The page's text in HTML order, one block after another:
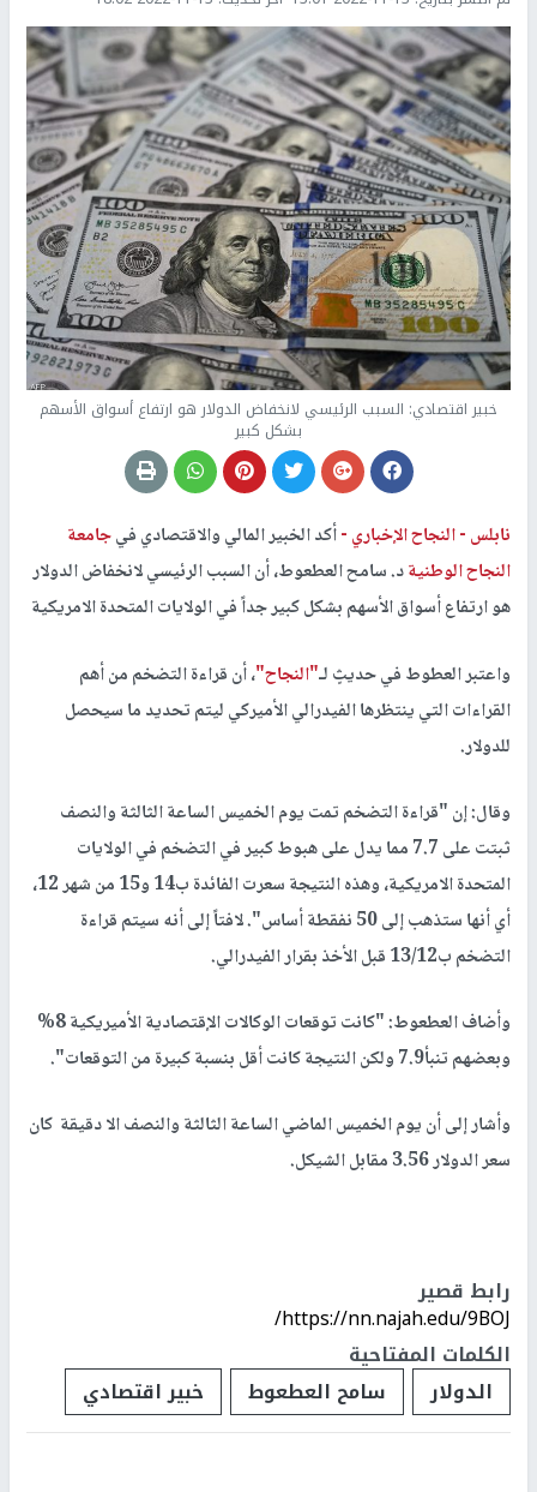
خبير اقتصادي: السبب الرئيسي لانخفاض الدولار هو ارتفاع أسواق الأسهم
بشكل كبير
نابلس -النجاح الإخباري -أكد الخبير المالي والاقتصادي فيجامعة
النجاح الوطنيةد. سامح العطعوط، أن السبب الرئيسي لانخفاض الدولار
هو ارتفاع أسواق الأسهم بشكل كبير جداً في الولايات المتحدة الامريكية
واعتبر العطوط في حديثٍ لـ"النجاح"، أن قراءة التضخم من أهم
القراءات التي ينتظرها الفيدرالي الأميركي ليتم تحديد ما سيحصل
للدولار.
وقال: إن "قراءة التضخم تمت يوم الخميس الساعة الثالثة والنصف
ثبتت على 7.7 مما يدل على هبوط كبير في التضخم في الولايات
المتحدة الامريكية، وهذه النتيجة سعرت الفائدة ب14 و15 من شهر 12،
أي أنها ستذهب إلى 50 نفقطة أساس". لافتاً إلى أنه سيتم قراءة
التضخم ب13/12 قبل الأخذ بقرار الفيدرالي.
وأضاف العطعوط: "كانت توقعات الوكالات الإقتصادية الأميريكية 8%
وبعضهم تنبأ7.9 ولكن النتيجة كانت أقل بنسبة كبيرة من التوقعات".
وأشار إلى أن يوم الخميس الماضي الساعة الثالثة والنصف الا دقيقة كان
سعر الدولار 3.56 مقابل الشيكل.
رابط قصير
https://nn.najah.edu/9BOJ/
الكلمات المفتاحية
الدولار
سامح العطعوط خبير اقتصادي